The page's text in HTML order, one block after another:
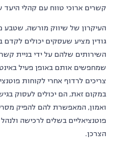
קשרים ארוכי טווח עם קהלי היעד
העיקרון של שיווק מורשה, שטבע
גודין מציע שעסקים יכולים
השירותים שלהם על ידי בניית
שמחפשים אותם באופן פעיל
צריכים לרדוף אחרי לקוחות
במקום זאת, הם יכולים לעסוק
ואמון, המאפשרת להם להפיק
פוטנציאליים בשלים לרכישה
הצרכן.